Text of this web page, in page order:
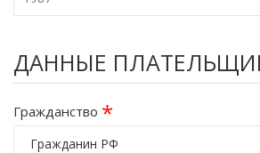
ДАННЫЕ
Гражданство *
Гражданин РФ